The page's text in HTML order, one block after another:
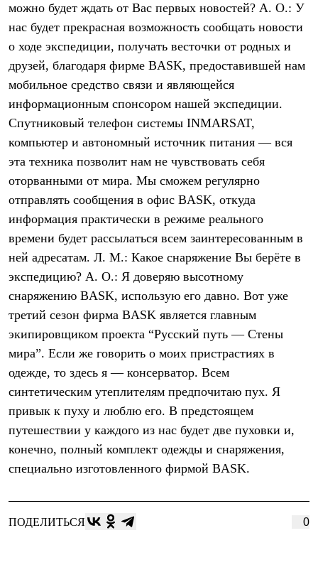
можно будет ждать от Вас первых новостей? А. О.: У
нас будет прекрасная возможность сообщать новости
о ходе экспедиции, получать весточки от родных и
друзей, благодаря фирме BASK, предоставившей нам
мобильное средство связи и являющейся
информационным спонсором нашей экспедиции.
Спутниковый телефон системы INMARSAT,
компьютер и автономный источник питания — вся
эта техника позволит нам не чувствовать себя
оторванными от мира. Мы сможем регулярно
отправлять сообщения в офис BASK, откуда
информация практически в режиме реального
времени будет рассылаться всем заинтересованным в
ней адресатам. Л. М.: Какое снаряжение Вы берёте в
экспедицию? А. О.: Я доверяю высотному
снаряжению BASK, использую его давно. Вот уже
третий сезон фирма BASK является главным
экипировщиком проекта “Русский путь — Стены
мира”. Если же говорить о моих пристрастиях в
одежде, то здесь я — консерватор. Всем
синтетическим утеплителям предпочитаю пух. Я
привык к пуху и люблю его. В предстоящем
путешествии у каждого из нас будет две пуховки и,
конечно, полный комплект одежды и снаряжения,
специально изготовленного фирмой BASK.
ПОДЕЛИТЬСЯ 0